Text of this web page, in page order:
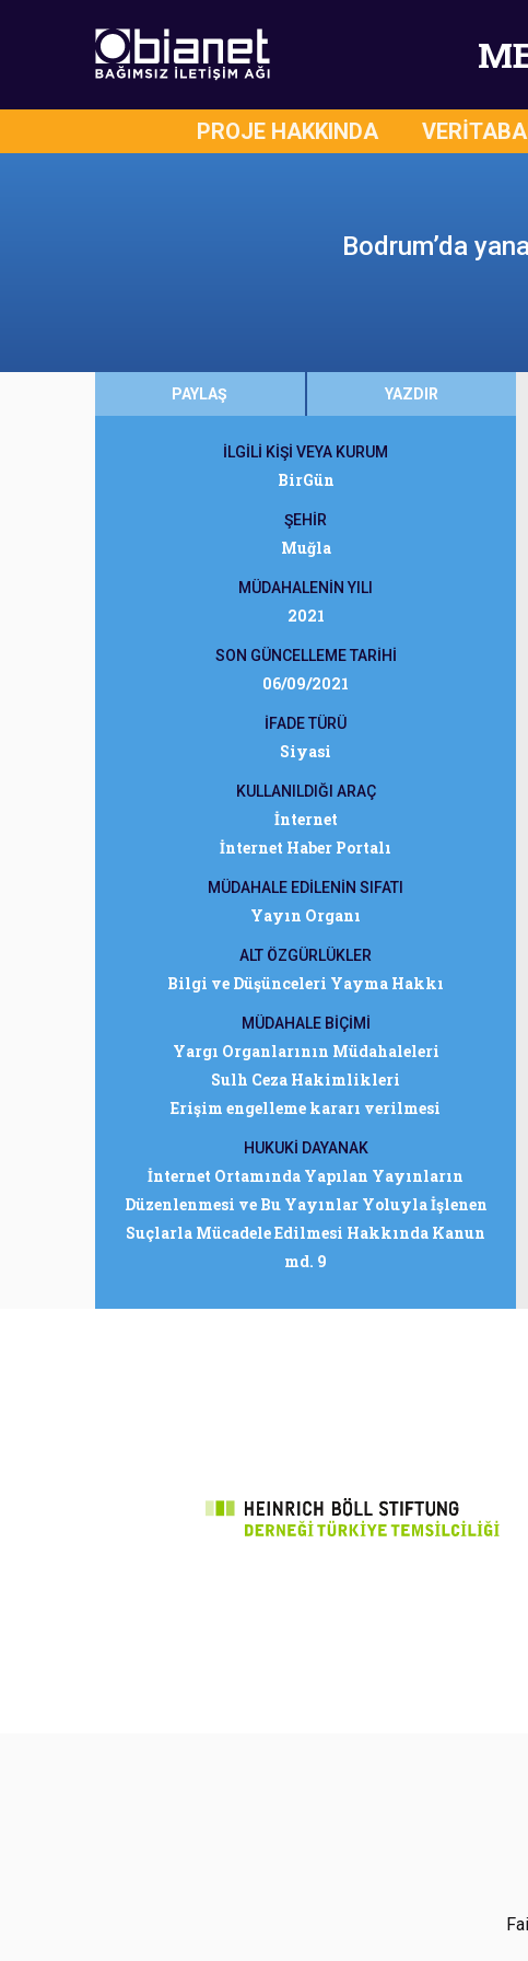
PROJE HAKKINDA
Bodrum’da
PAYLAŞ YAZDIR
İLGİLİ KİŞİ VEYA KURUM
BirGün
ŞEHİR
Muğla
MÜDAHALENİN YILI
2021
SON GÜNCELLEME TARİHİ
06/09/2021
İFADE TÜRÜ
Siyasi
KULLANILDIĞI ARAÇ
İnternet
İnternet Haber Portalı
MÜDAHALE EDİLENİN SIFATI
Yayın Organı
ALT ÖZGÜRLÜKLER
Bilgi ve Düşünceleri Yayma Hakkı
MÜDAHALE BİÇİMİ
Yargı Organlarının Müdahaleleri
Sulh Ceza Hakimlikleri
Erişim engelleme kararı verilmesi
HUKUKİ DAYANAK
İnternet Ortamında Yapılan Yayınların
Düzenlenmesi ve Bu Yayınlar Yoluyla İşlenen
Suçlarla Mücadele Edilmesi Hakkında Kanun
md. 9